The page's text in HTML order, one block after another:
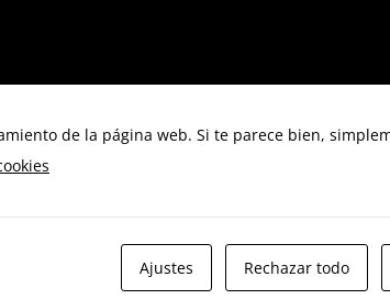
ha obtenido su autorización para facilitar sus
siendo responsable de cualquier daño o
El Usuario se compromete y responsabiliza de
de terceros. Las antedichas webs no han sido
responsable de los contenidos de estos
recomienda la lectura detenida de las
deberá comunicarlo al Titular obteniendo el
de la página web. Si te parece bien,
Ajustes Rechazar todo